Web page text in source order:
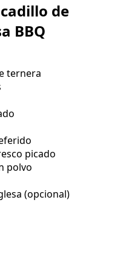
de
BBQ
ternera
picado
polvo
(opcional)